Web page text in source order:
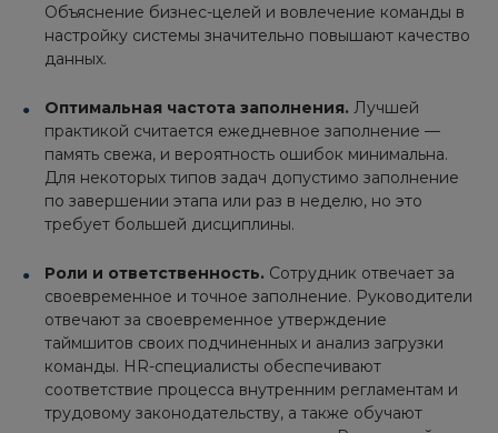
Объяснение бизнес-целей и вовлечение команды в
настройку системы значительно повышают качество
данных.
Оптимальная частота заполнения. Лучшей
практикой считается ежедневное заполнение —
память свежа, и вероятность ошибок минимальна.
Для некоторых типов задач допустимо заполнение
по завершении этапа или раз в неделю, но это
требует большей дисциплины.
Роли и ответственность. Сотрудник отвечает за
своевременное и точное заполнение. Руководители
отвечают за своевременное утверждение
таймшитов своих подчиненных и анализ загрузки
команды. HR-специалисты обеспечивают
соответствие процесса внутренним регламентам и
трудовому законодательству, а также обучают